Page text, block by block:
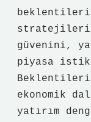
beklentileri
stratejileri
güvenini,
piyasa
ekonomik
yatırım